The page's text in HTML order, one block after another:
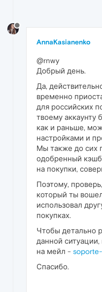
AnnaKasianenko
@rnwy
Добрый день.
Да,
временно
для российских
твоему аккаунту
как и раньше,
настройками и
Мы также до сих
одобренный
на покупки,
Поэтому,
который ты
использовал
покупках.
Чтобы детально
данной
на мейл -
Спасибо.